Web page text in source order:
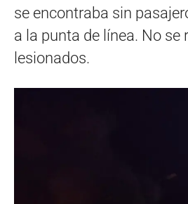
se encontraba sin
a la punta de línea. No se
lesionados.